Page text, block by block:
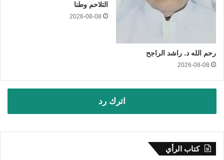
رحم الله د. راشد الراجح
2026-08-08
التلاحم وطنا
2026-08-08
اترك رد
كتاب الرأي